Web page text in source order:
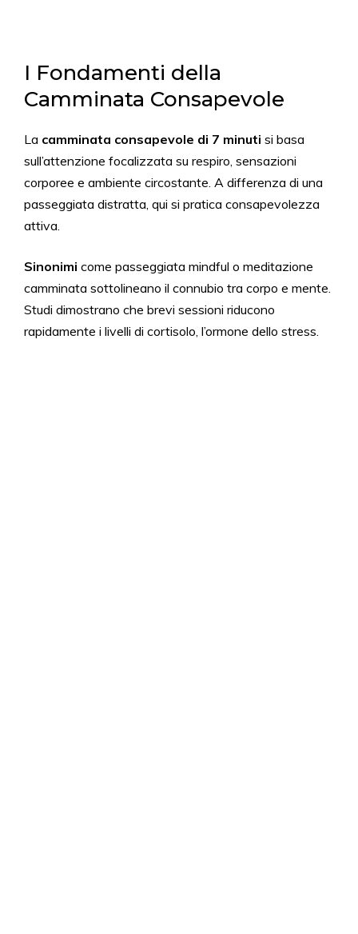
I Fondamenti della
Camminata Consapevole
La camminata consapevole di 7 minuti si basa
sull’attenzione focalizzata su respiro, sensazioni
corporee e ambiente circostante. A differenza di una
passeggiata distratta, qui si pratica consapevolezza
attiva.
Sinonimi come passeggiata mindful o meditazione
camminata sottolineano il connubio tra corpo e mente.
Studi dimostrano che brevi sessioni riducono
rapidamente i livelli di cortisolo, l’ormone dello stress.